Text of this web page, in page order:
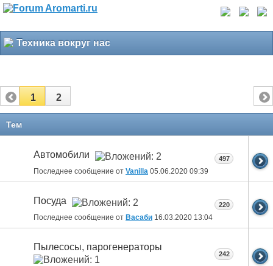
Техника вокруг нас
1 2
Тем
Автомобили
Последнее сообщение от Vanilla 05.06.2020 09:39
497
Посуда
Последнее сообщение от Васаби 16.03.2020 13:04
220
Пылесосы, парогенераторы
242